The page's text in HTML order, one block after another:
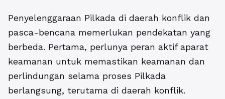
Penyelenggaraan Pilkada di daerah konflik dan
pasca-bencana memerlukan pendekatan yang
berbeda. Pertama, perlunya peran aktif aparat
keamanan untuk memastikan keamanan dan
perlindungan selama proses Pilkada
berlangsung, terutama di daerah konflik.